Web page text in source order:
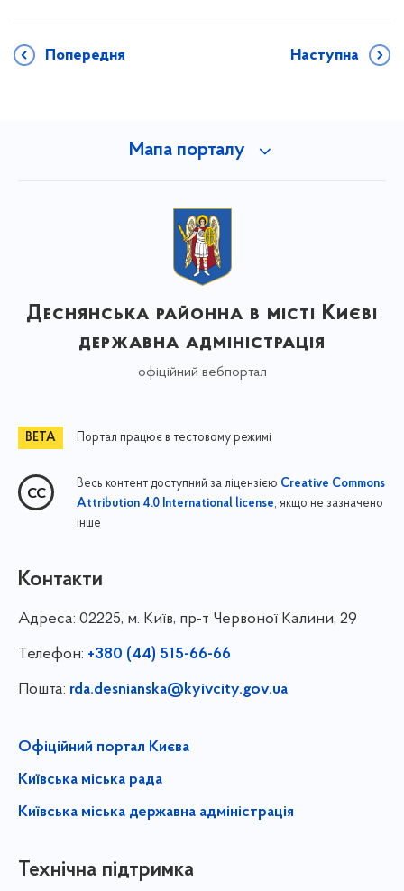
Попередня Наступна
Мапа порталу
Деснянська районна в місті Києві
державна адміністрація
офіційний вебпортал
Портал працює в тестовому режимі
Весь контент доступний за ліцензією Creative Commons
Attribution 4.0 International license, якщо не зазначено
інше
Контакти
Адреса: 02225, м. Київ, пр-т Червоної Калини, 29
Телефон: +380 (44) 515-66-66
Пошта: rda.desnianska@kyivcity.gov.ua
Офіційний портал Києва
Київська міська рада
Київська міська державна адміністрація
Технічна підтримка